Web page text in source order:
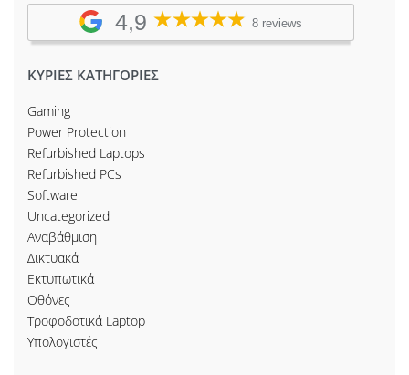
4,9 8 reviews
ΚΥΡΙΕΣ ΚΑΤΗΓΟΡΙΕΣ
Gaming
Power Protection
Refurbished Laptops
Refurbished PCs
Software
Uncategorized
Αναβάθμιση
Δικτυακά
Εκτυπωτικά
Οθόνες
Τροφοδοτικά Laptop
Υπολογιστές